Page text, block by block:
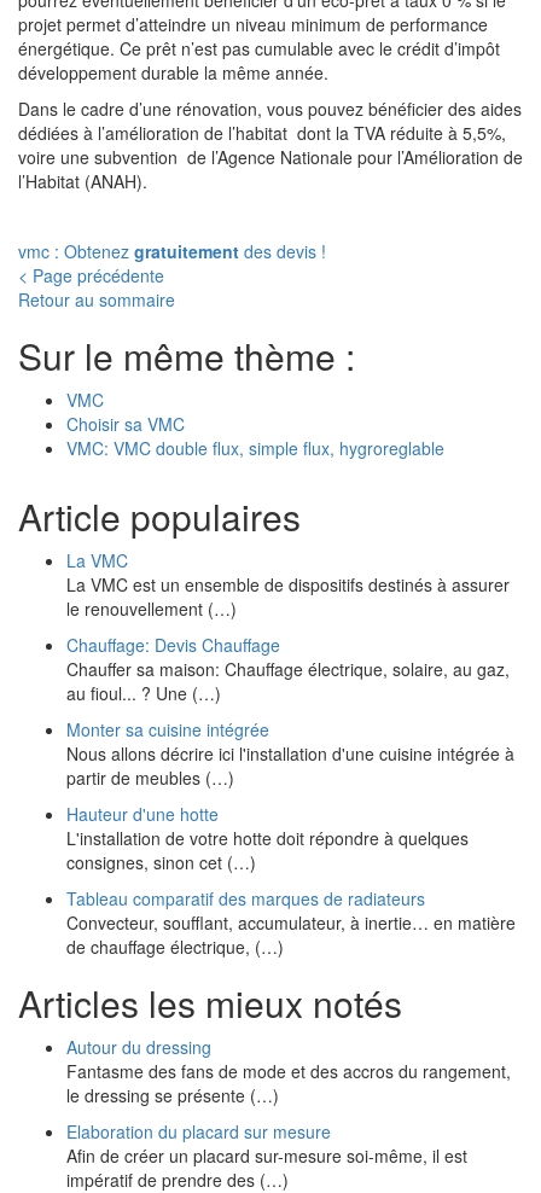
projet permet d’atteindre un niveau minimum de performance
énergétique. Ce prêt n’est pas cumulable avec le crédit d’impôt
développement durable la même année.
Dans le cadre d’une rénovation, vous pouvez bénéficier des aides
dédiées à l’amélioration de l’habitat dont la TVA réduite à 5,5%,
voire une subvention de l’Agence Nationale pour l’Amélioration de
l’Habitat (ANAH).
vmc : Obtenez gratuitement des devis !
< Page précédente
Retour au sommaire
Sur le même thème :
VMC
Choisir sa VMC
VMC: VMC double flux, simple flux, hygroreglable
Article populaires
La VMC
La VMC est un ensemble de dispositifs destinés à assurer
le renouvellement (…)
Chauffage: Devis Chauffage
Chauffer sa maison: Chauffage électrique, solaire, au gaz,
au fioul... ? Une (…)
Monter sa cuisine intégrée
Nous allons décrire ici l'installation d'une cuisine intégrée à
partir de meubles (…)
Hauteur d'une hotte
L'installation de votre hotte doit répondre à quelques
consignes, sinon cet (…)
Tableau comparatif des marques de radiateurs
Convecteur, soufflant, accumulateur, à inertie… en matière
de chauffage électrique, (…)
Articles les mieux notés
Autour du dressing
Fantasme des fans de mode et des accros du rangement,
le dressing se présente (…)
Elaboration du placard sur mesure
Afin de créer un placard sur-mesure soi-même, il est
impératif de prendre des (…)